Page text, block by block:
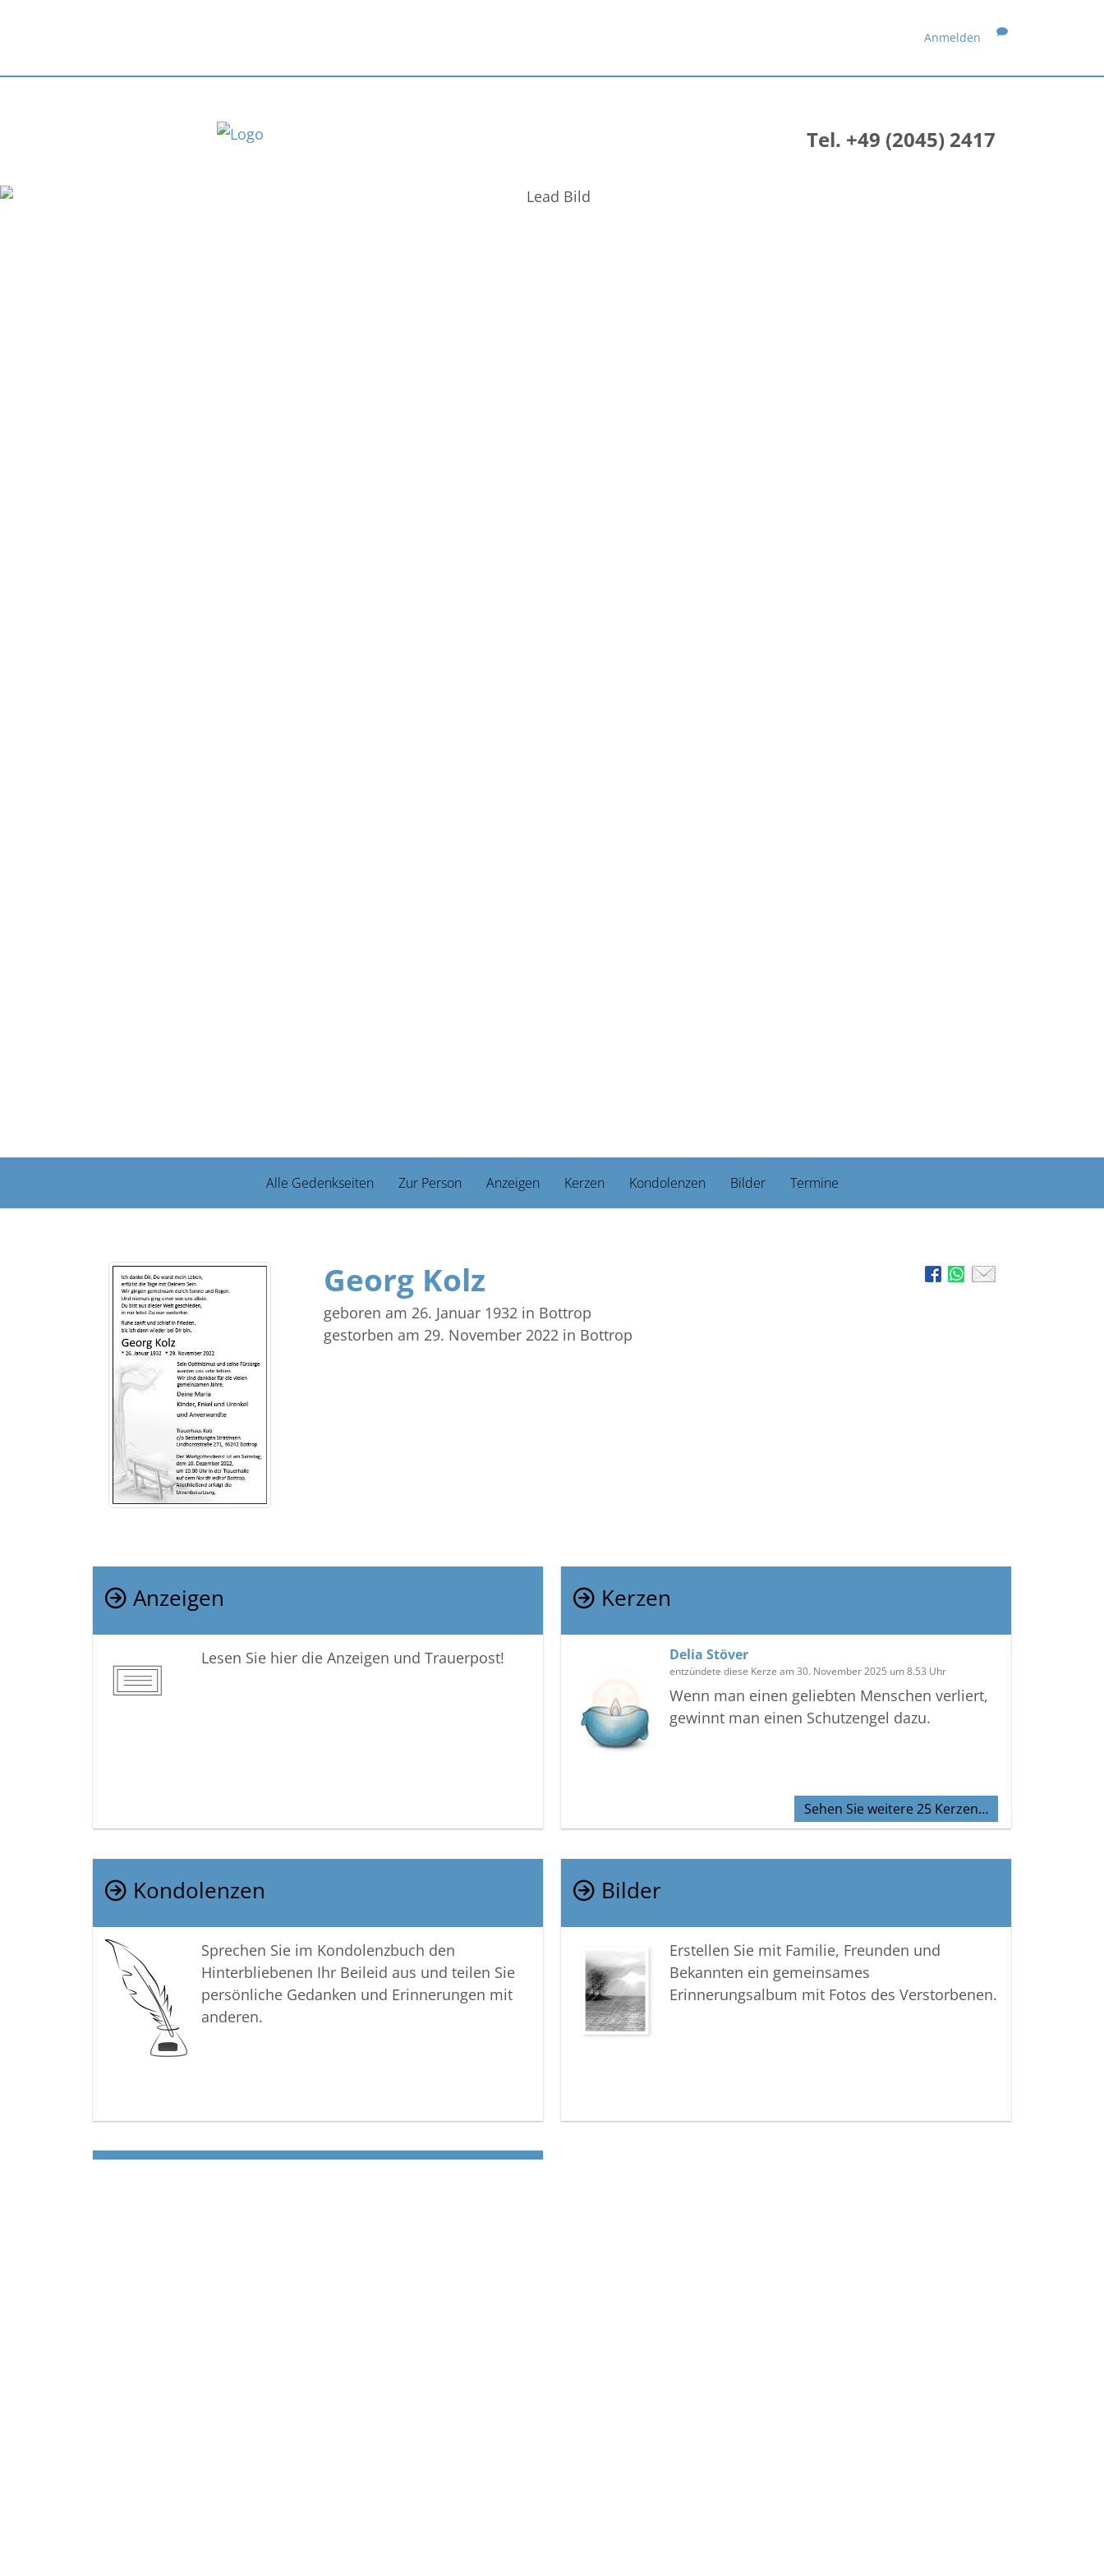
Anmelden
Tel. +49 (2045) 2417
Alle Gedenkseiten Zur Person Anzeigen Kerzen Kondolenzen Bilder Termine
Georg Kolz
geboren am 26. Januar 1932 in Bottrop
gestorben am 29. November 2022 in Bottrop
Anzeigen
Lesen Sie hier die Anzeigen und Trauerpost!
Kerzen
Delia Stöver
entzündete diese Kerze am 30. November 2025 um 8.53 Uhr
Wenn man einen geliebten Menschen verliert,
gewinnt man einen Schutzengel dazu.
Sehen Sie weitere 25 Kerzen…
Kondolenzen
Sprechen Sie im Kondolenzbuch den
Hinterbliebenen Ihr Beileid aus und teilen Sie
persönliche Gedanken und Erinnerungen mit
anderen.
Bilder
Erstellen Sie mit Familie, Freunden und
Bekannten ein gemeinsames
Erinnerungsalbum mit Fotos des Verstorbenen.